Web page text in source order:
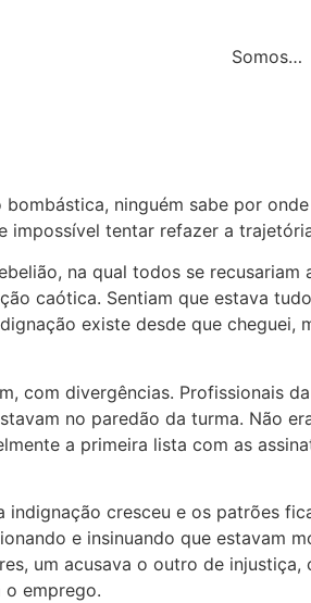
Somos…
ninguém sabe por
impossível tentar refazer a
na qual todos se
caótica. Sentiam que estava
existe desde que
com divergências. Profissionais
no paredão da turma. Não
a primeira lista com as
indignação cresceu e os patrões
e insinuando que estavam
um acusava o outro de
o emprego.